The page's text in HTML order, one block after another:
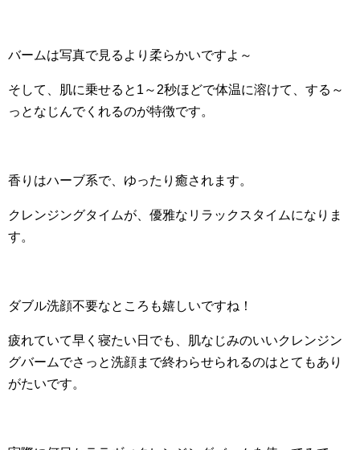
バームは写真で見るより柔らかいですよ～
そして、肌に乗せると1～2秒ほどで体温に溶けて、する～
っとなじんでくれるのが特徴です。
香りはハーブ系で、ゆったり癒されます。
クレンジングタイムが、優雅なリラックスタイムになりま
す。
ダブル洗顔不要なところも嬉しいですね！
疲れていて早く寝たい日でも、肌なじみのいいクレンジン
グバームでさっと洗顔まで終わらせられるのはとてもあり
がたいです。